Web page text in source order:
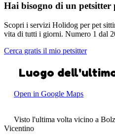
Hai bisogno di un petsitter
Scopri i servizi Holidog per pet
vita di tutti i giorni. Numero 1 dal
Cerca gratis il mio petsitter
Luogo
Open in Google Maps
Visto l'ultima volta vicino a
Vicentino